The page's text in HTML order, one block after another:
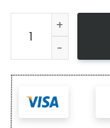
Son Goku Super